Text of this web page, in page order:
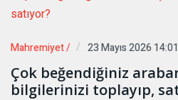
Mahremiyet / 23 Mayıs 2026 14:01
Çok beğendiğiniz
bilgilerinizi toplayıp,